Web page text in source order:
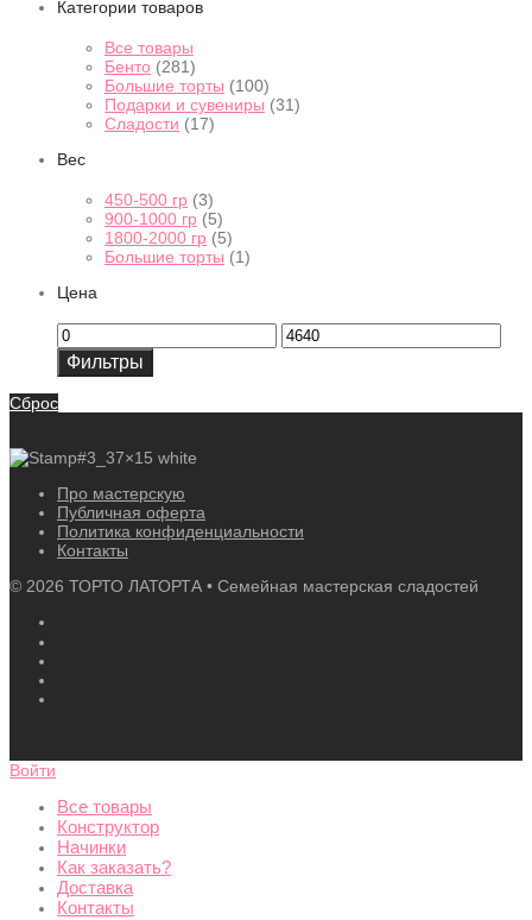
Категории товаров
Все товары
Бенто (281)
Большие торты (100)
Подарки и сувениры (31)
Сладости (17)
Вес
450-500 гр (3)
900-1000 гр (5)
1800-2000 гр (5)
Большие торты (1)
Цена
Минимальная
цена
Максимальная
цена
Фильтры
Сброс
Про мастерскую
Публичная оферта
Политика конфиденциальности
Контакты
© 2026 ТОРТО ЛАТОРТА • Семейная мастерская сладостей
Войти
Все товары
Конструктор
Начинки
Как заказать?
Доставка
Контакты